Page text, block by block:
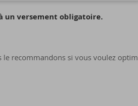
un versement obligatoire.
le recommandons si vous voulez